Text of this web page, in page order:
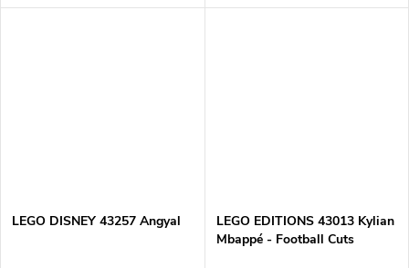
LEGO DISNEY 43257 Angyal
LEGO EDITIONS 43013 Kylian
Mbappé - Football Cuts